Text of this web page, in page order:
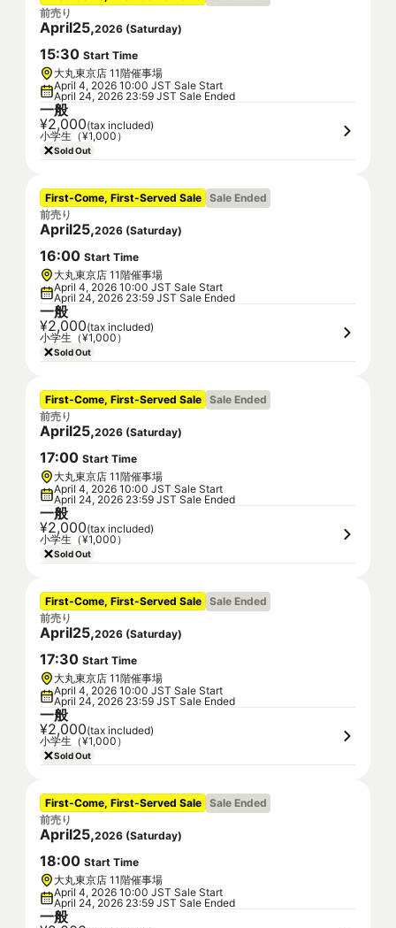
前売り
April25,2026 (Saturday)
15:30 Start Time
大丸東京店 11階催事場
April 4, 2026 10:00 JST Sale Start
April 24, 2026 23:59 JST Sale Ended
一般
¥2,000(tax included)
小学生（¥1,000）
Sold Out
First-Come, First-Served Sale Sale Ended
前売り
April25,2026 (Saturday)
16:00 Start Time
大丸東京店 11階催事場
April 4, 2026 10:00 JST Sale Start
April 24, 2026 23:59 JST Sale Ended
一般
¥2,000(tax included)
小学生（¥1,000）
Sold Out
First-Come, First-Served Sale Sale Ended
前売り
April25,2026 (Saturday)
17:00 Start Time
大丸東京店 11階催事場
April 4, 2026 10:00 JST Sale Start
April 24, 2026 23:59 JST Sale Ended
一般
¥2,000(tax included)
小学生（¥1,000）
Sold Out
First-Come, First-Served Sale Sale Ended
前売り
April25,2026 (Saturday)
17:30 Start Time
大丸東京店 11階催事場
April 4, 2026 10:00 JST Sale Start
April 24, 2026 23:59 JST Sale Ended
一般
¥2,000(tax included)
小学生（¥1,000）
Sold Out
First-Come, First-Served Sale Sale Ended
前売り
April25,2026 (Saturday)
18:00 Start Time
大丸東京店 11階催事場
April 4, 2026 10:00 JST Sale Start
April 24, 2026 23:59 JST Sale Ended
一般